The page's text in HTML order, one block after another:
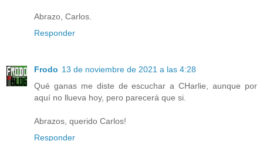
Abrazo, Carlos.
Responder
Frodo 13 de noviembre de 2021 a las 4:28
Qué ganas me diste de escuchar a CHarlie, aunque por
aquí no llueva hoy, pero parecerá que si.
Abrazos, querido Carlos!
Responder